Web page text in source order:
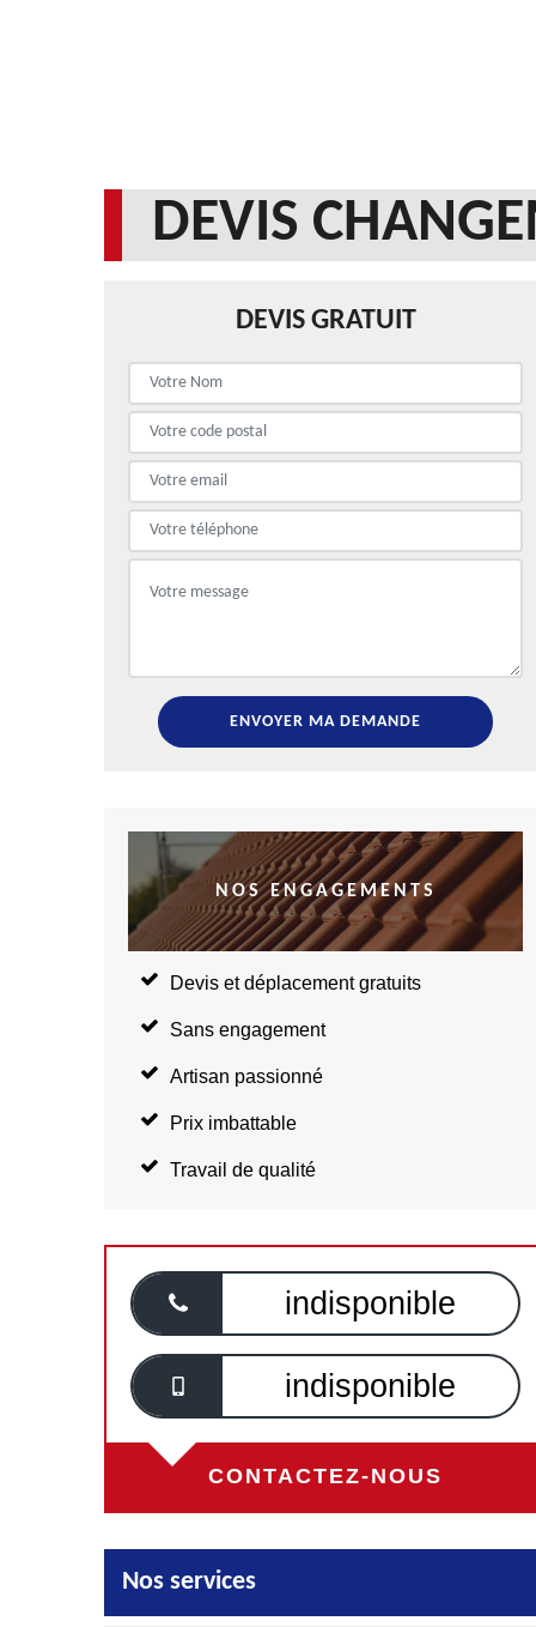
DEVIS
DEVIS GRATUIT
NOS ENGAGEMENTS
Devis et déplacement gratuits
Sans engagement
Artisan passionné
Prix imbattable
Travail de qualité
indisponible
indisponible
CONTACTEZ-NOUS
Nos services